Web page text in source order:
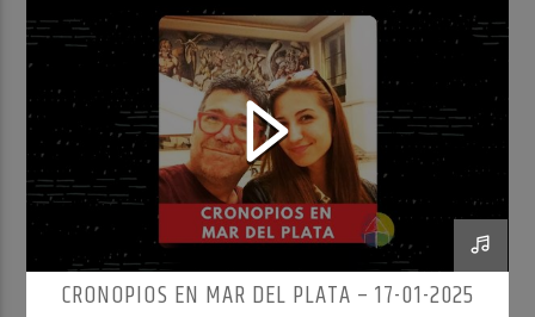
CRONOPIOS EN MAR DEL PLATA – 17-01-2025